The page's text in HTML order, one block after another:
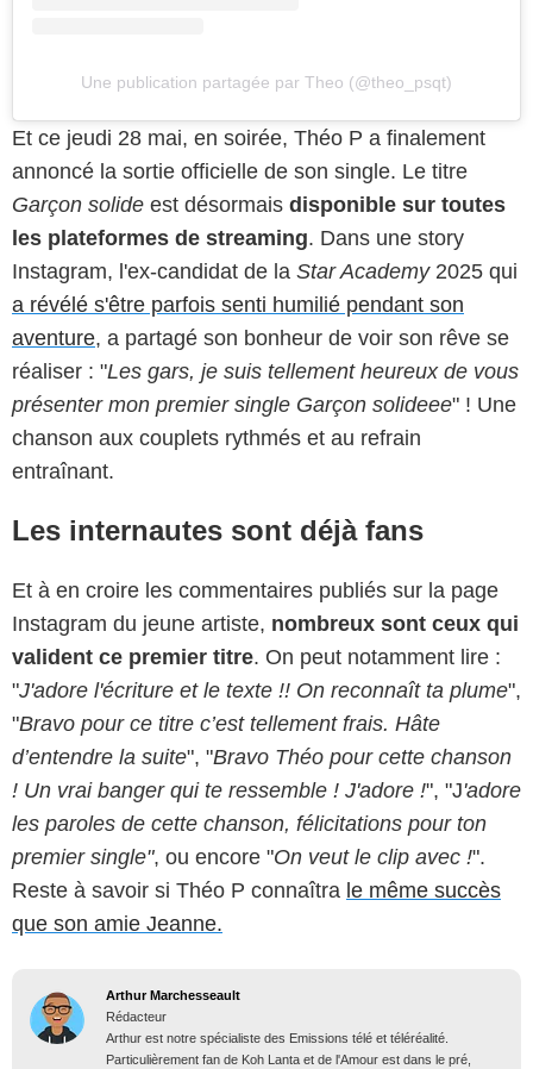
Une publication partagée par Theo (@theo_psqt)
Et ce jeudi 28 mai, en soirée, Théo P a finalement
annoncé la sortie officielle de son single. Le titre
Garçon solide est désormais disponible sur toutes
les plateformes de streaming. Dans une story
Instagram, l'ex-candidat de la Star Academy 2025 qui
a révélé s'être parfois senti humilié pendant son
aventure, a partagé son bonheur de voir son rêve se
réaliser : "Les gars, je suis tellement heureux de vous
présenter mon premier single Garçon solideee" ! Une
chanson aux couplets rythmés et au refrain
entraînant.
Les internautes sont déjà fans
Et à en croire les commentaires publiés sur la page
Instagram du jeune artiste, nombreux sont ceux qui
valident ce premier titre. On peut notamment lire :
"J'adore l'écriture et le texte !! On reconnaît ta plume",
"Bravo pour ce titre c’est tellement frais. Hâte
d’entendre la suite", "Bravo Théo pour cette chanson
! Un vrai banger qui te ressemble ! J'adore !", "J'adore
les paroles de cette chanson, félicitations pour ton
premier single", ou encore "On veut le clip avec !".
Reste à savoir si Théo P connaîtra le même succès
que son amie Jeanne.
Arthur Marchesseault
Rédacteur
Arthur est notre spécialiste des Emissions télé et téléréalité.
Particulièrement fan de Koh Lanta et de l'Amour est dans le pré,